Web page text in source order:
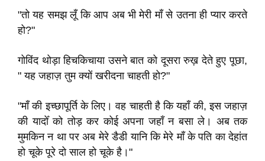
"तो यह समझ लूँ कि आप अब भी मेरी माँ से उतना ही प्यार करते
हो?"
गोविंद थोड़ा हिचकिचाया उसने बात को दूसरा रुख़ देते हुए पूछा,
" यह जहाज़ तुम क्यों खरीदना चाहती हो?"
"माँ की इच्छापूर्ति के लिए। वह चाहती है कि यहाँ की, इस जहाज़
की यादोँ को तोड़ कर कोई अपना जहाँ न बसा ले। अब तक
मुमकिन न था पर अब मेरे डैडी यानि कि मेरे माँ के पति का देहांत
हो चूके पूरे दो साल हो चूके है।"